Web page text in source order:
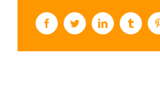
FacebookTwitterLinkedInTumblr